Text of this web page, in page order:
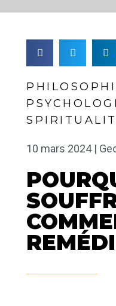
10 mars 2024 |